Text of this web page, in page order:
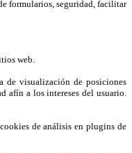
formularios, seguridad, facilitar
web.
de visualización de posiciones
afín a los intereses del usuario.
de análisis en plugins de